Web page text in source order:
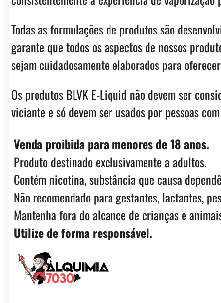
Todas as formulações de produtos são
garante que todos os aspectos de nossos
sejam cuidadosamente elaborados para
Os produtos BLVK E-Liquid não devem ser
viciante e só devem ser usados ​​por pessoas
Venda proibida para menores de 18 anos.
Produto destinado exclusivamente a adultos.
Contém nicotina, substância que causa
Não recomendado para gestantes, lactantes,
Mantenha fora do alcance de crianças e
Utilize de forma responsável.